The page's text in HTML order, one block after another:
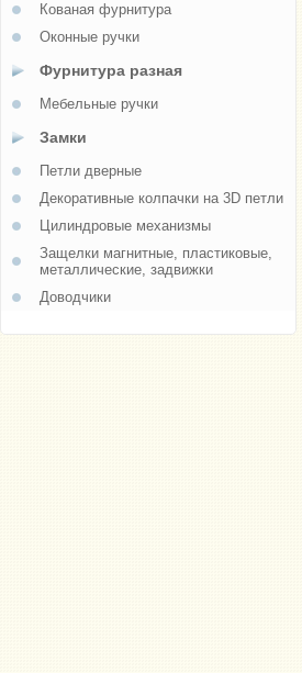
Кованая фурнитура
Оконные ручки
Фурнитура разная
Мебельные ручки
Замки
Петли дверные
Декоративные колпачки на 3D петли
Цилиндровые механизмы
Защелки магнитные, пластиковые,
металлические, задвижки
Доводчики